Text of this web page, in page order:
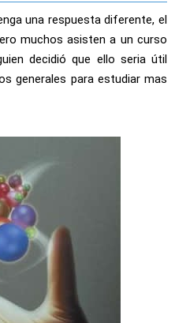
una respuesta diferente, el
muchos asisten a un curso
decidió que ello seria útil
generales para estudiar mas